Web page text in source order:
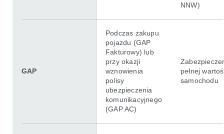
NNW)
GAP
Podczas zakupu
pojazdu (GAP
Fakturowy) lub
przy okazji
wznowienia
polisy
ubezpieczenia
komunikacyjnego
(GAP AC)
pełnej
samochodu